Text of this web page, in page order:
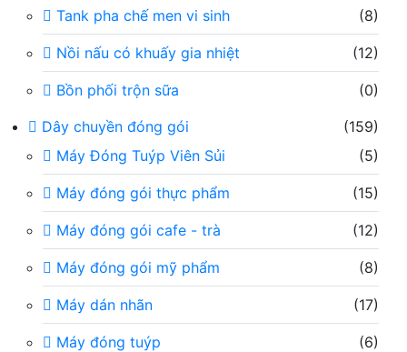
Tank pha chế men vi sinh (8)
Nồi nấu có khuấy gia nhiệt (12)
Bồn phối trộn sữa
(0)
Dây chuyền đóng gói
(159)
Máy Đóng Tuýp Viên Sủi
(5)
Máy đóng gói thực phẩm (15)
Máy đóng gói cafe - trà (12)
Máy đóng gói mỹ phẩm (8)
Máy dán nhãn (17)
Máy đóng tuýp (6)